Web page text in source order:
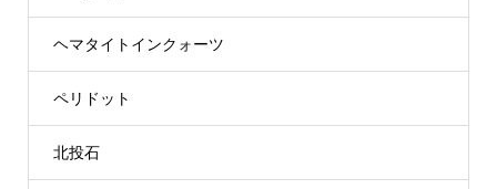
ヘマタイトインクォーツ
ペリドット
北投石